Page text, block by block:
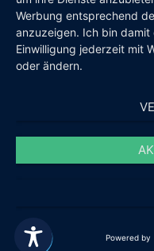
Werbung entsprechend
anzuzeigen. Ich bin
Einwilligung jederzeit mit
oder ändern.
Powered by